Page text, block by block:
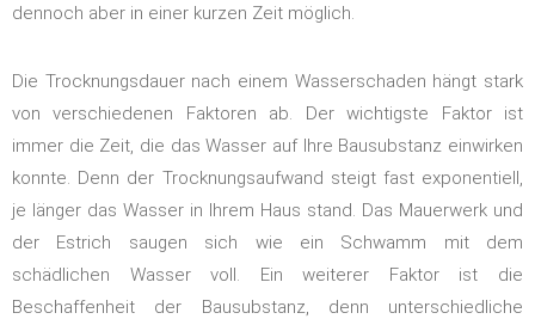
dennoch aber in einer kurzen Zeit möglich.
Die Trocknungsdauer nach einem Wasserschaden hängt stark
von verschiedenen Faktoren ab. Der wichtigste Faktor ist
immer die Zeit, die das Wasser auf Ihre Bausubstanz einwirken
konnte. Denn der Trocknungsaufwand steigt fast exponentiell,
je länger das Wasser in Ihrem Haus stand. Das Mauerwerk und
der Estrich saugen sich wie ein Schwamm mit dem
schädlichen Wasser voll. Ein weiterer Faktor ist die
Beschaffenheit der Bausubstanz, denn unterschiedliche